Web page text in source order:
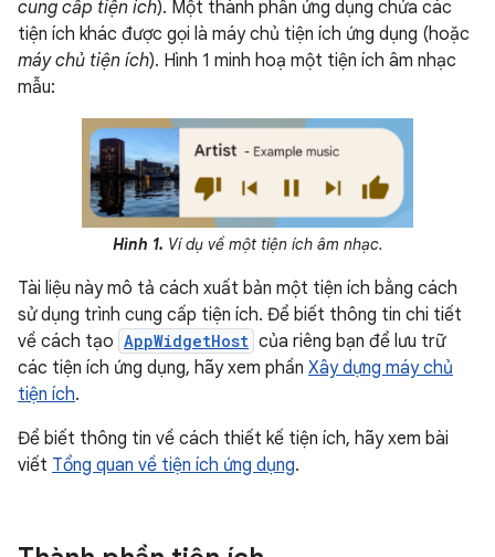
cung cấp tiện ích). Một thành phần ứng dụng chứa các
tiện ích khác được gọi là máy chủ tiện ích ứng dụng (hoặc
máy chủ tiện ích). Hình 1 minh hoạ một tiện ích âm nhạc
mẫu:
Hình 1. Ví dụ về một tiện ích âm nhạc.
Tài liệu này mô tả cách xuất bản một tiện ích bằng cách
sử dụng trình cung cấp tiện ích. Để biết thông tin chi tiết
về cách tạo AppWidgetHost của riêng bạn để lưu trữ
các tiện ích ứng dụng, hãy xem phần Xây dựng máy chủ
tiện ích.
Để biết thông tin về cách thiết kế tiện ích, hãy xem bài
viết Tổng quan về tiện ích ứng dụng.